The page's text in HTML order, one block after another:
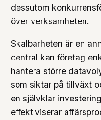
dessutom
över verksamheten.
Skalbarheten är en
central kan företag
hantera större
som siktar på tillväxt
en självklar
effektiviserar